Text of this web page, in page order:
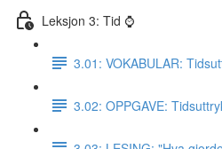
Leksjon 3: Tid ⌚️
3.01: VOKABULAR:
3.02: OPPGAVE: